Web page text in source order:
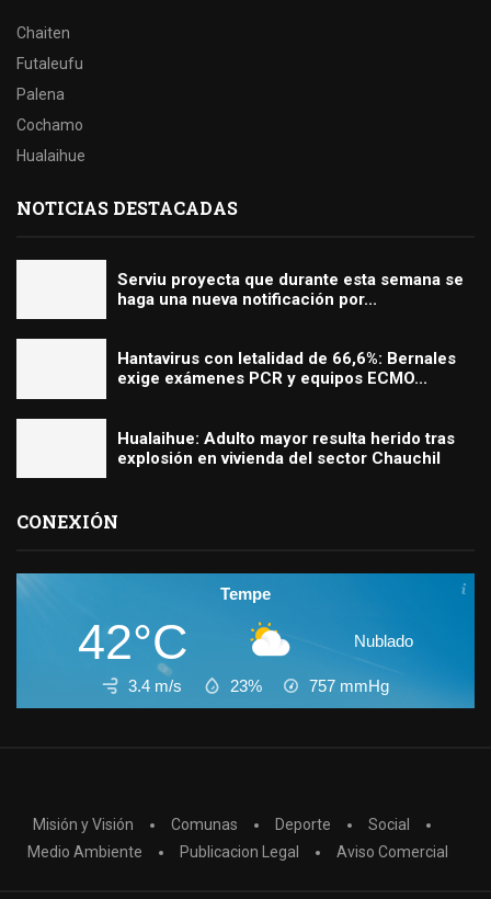
Chaiten
Futaleufu
Palena
Cochamo
Hualaihue
NOTICIAS DESTACADAS
Serviu proyecta que durante esta semana se
haga una nueva notificación por...
Hantavirus con letalidad de 66,6%: Bernales
exige exámenes PCR y equipos ECMO...
Hualaihue: Adulto mayor resulta herido tras
explosión en vivienda del sector Chauchil
CONEXIÓN
Tempe
42°C Nublado
3.4 m/s 23% 757 mmHg
Misión y Visión Comunas Deporte
Social
Medio Ambiente
Publicacion Legal Aviso Comercial